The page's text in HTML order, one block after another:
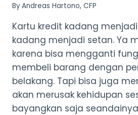
ByAndreas Hartono, CFP
Kartu kredit kadang
kadang menjadi setan. Ya
karena bisa mengganti
membeli barang dengan
belakang. Tapi bisa juga
akan merusak kehidupan
bayangkan saja